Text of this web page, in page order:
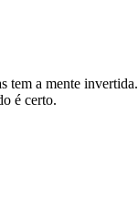
tem a mente invertida.
é certo.